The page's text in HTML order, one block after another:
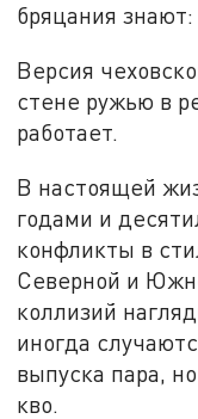
бряцания
Версия
стене ружью в
работает.
В настоящей
годами и
конфликты в
Северной и
коллизий
иногда
выпуска пара,
кво.